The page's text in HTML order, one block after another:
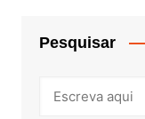
Pesquisar